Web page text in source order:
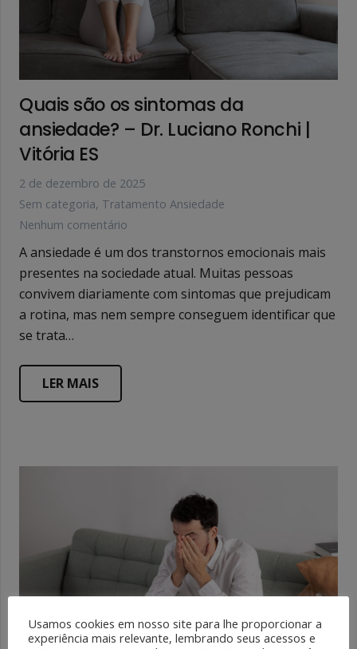
Quais são os sintomas da
ansiedade? – Dr. Luciano Ronchi |
Vitória ES
2 de dezembro de 2025
Sem categoria, Tratamento Ansiedade
Nenhum comentário
A ansiedade é um dos transtornos emocionais mais
presentes na sociedade atual. Muitas pessoas
convivem diariamente com sintomas que prejudicam
a rotina, mas nem sempre conseguem identificar que
se trata…
LER MAIS
Usamos cookies em nosso site para lhe proporcionar a
experiência mais relevante, lembrando seus acessos e